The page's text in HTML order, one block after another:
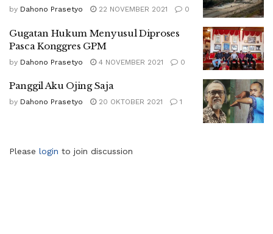
by Dahono Prasetyo 22 NOVEMBER 2021 0
Gugatan Hukum Menyusul Diproses
Pasca Konggres GPM
by Dahono Prasetyo 4 NOVEMBER 2021 0
Panggil Aku Ojing Saja
by Dahono Prasetyo 20 OKTOBER 2021 1
Please login to join discussion